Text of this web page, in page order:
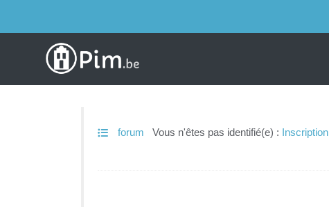
forum Vous n'êtes pas identifié(e) : Inscription